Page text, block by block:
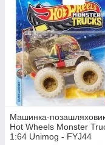
Машинка-
Hot Wheels Monster
1:64 Unimog - FYJ44